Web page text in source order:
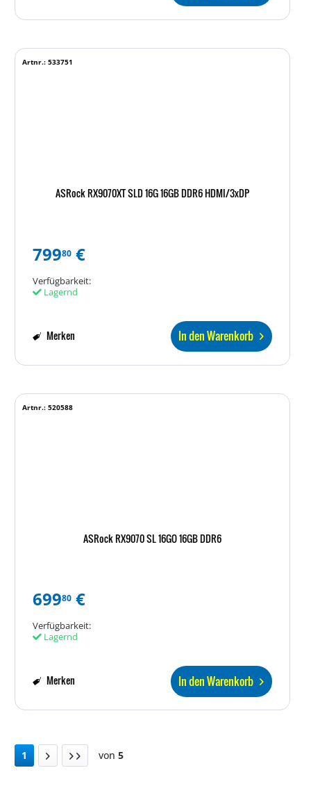
ASRock RX9070XT SLD 16G 16GB DDR6 HDMI/3xDP
Artnr.: 533751
79980 €
Verfügbarkeit:
Lagernd
In den Warenkorb
Merken
ASRock RX9070 SL 16GO 16GB DDR6
Artnr.: 520588
69980 €
Verfügbarkeit:
Lagernd
In den Warenkorb
Merken
1 von 5